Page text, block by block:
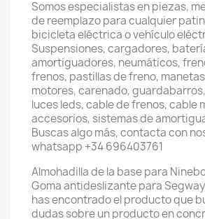
Somos especialistas en piezas,
de reemplazo para cualquier
bicicleta eléctrica o vehículo
Suspensiones, cargadores,
amortiguadores, neumáticos,
frenos, pastillas de freno,
motores, carenado,
luces leds, cable de frenos, cable
accesorios, sistemas de
Buscas algo más, contacta con
whatsapp +34 696403761
Almohadilla de la base para
Goma antideslizante para
has encontrado el producto que
dudas sobre un producto en